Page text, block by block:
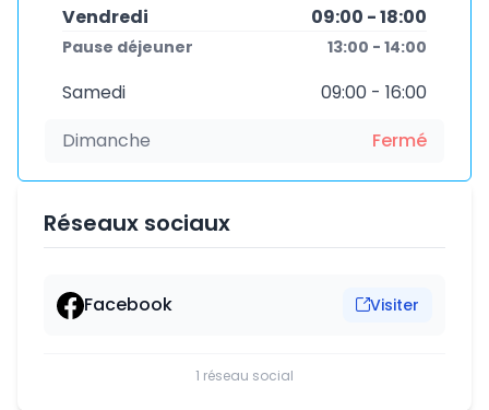
Vendredi 09:00 - 18:00
Pause déjeuner 13:00 - 14:00
Samedi
09:00 - 16:00
Dimanche
Fermé
Réseaux sociaux
Facebook Visiter
1 réseau social